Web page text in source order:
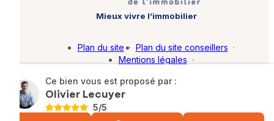
Ce bien vous est proposé par :
Olivier Lecuyer
5/5
Mieux vivre l’immobilier
© SAFTI 2026. Tous droits réservés.
Plan du site · Plan du site conseillers ·
Mentions légales ·
Barème d'honoraires · Paramétrer mes cookies